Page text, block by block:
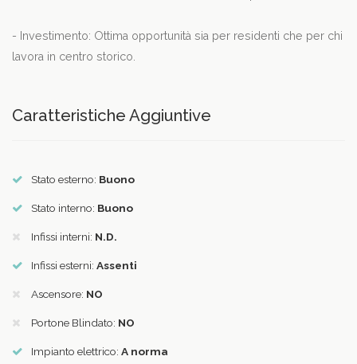
- Investimento: Ottima opportunità sia per residenti che per chi
lavora in centro storico.
Caratteristiche Aggiuntive
Stato esterno: Buono
Stato interno: Buono
Infissi interni: N.D.
Infissi esterni: Assenti
Ascensore: NO
Portone Blindato: NO
Impianto elettrico: A norma